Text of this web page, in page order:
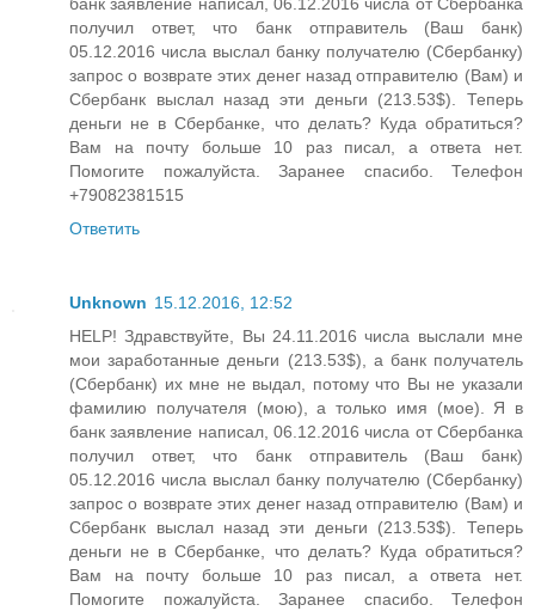
получил ответ, что банк отправитель (Ваш банк)
05.12.2016 числа выслал банку получателю (Сбербанку)
запрос о возврате этих денег назад отправителю (Вам) и
Сбербанк выслал назад эти деньги (213.53$). Теперь
деньги не в Сбербанке, что делать? Куда обратиться?
Вам на почту больше 10 раз писал, а ответа нет.
Помогите пожалуйста. Заранее спасибо. Телефон
+79082381515
Ответить
Unknown 15.12.2016, 12:52
HELP! Здравствуйте, Вы 24.11.2016 числа выслали мне
мои заработанные деньги (213.53$), а банк получатель
(Сбербанк) их мне не выдал, потому что Вы не указали
фамилию получателя (мою), а только имя (мое). Я в
банк заявление написал, 06.12.2016 числа от Сбербанка
получил ответ, что банк отправитель (Ваш банк)
05.12.2016 числа выслал банку получателю (Сбербанку)
запрос о возврате этих денег назад отправителю (Вам) и
Сбербанк выслал назад эти деньги (213.53$). Теперь
деньги не в Сбербанке, что делать? Куда обратиться?
Вам на почту больше 10 раз писал, а ответа нет.
Помогите пожалуйста. Заранее спасибо. Телефон